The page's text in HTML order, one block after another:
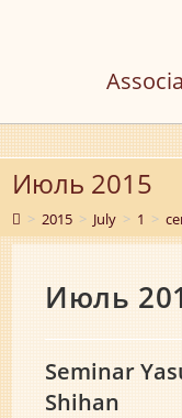
Июль 2015
> 2015 > July > 1 >
Июль
Seminar
Shihan